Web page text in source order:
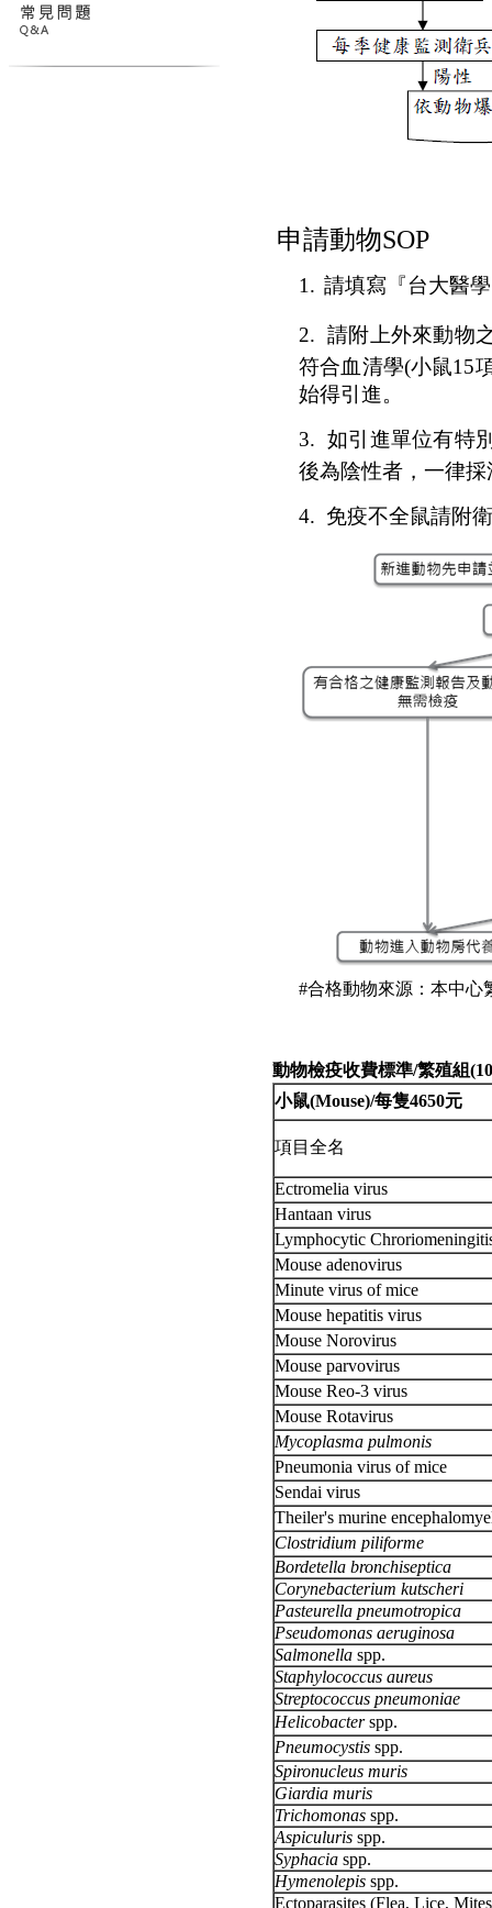
申請動物SOP
1. 請填寫『台大醫
2. 請附上外來動物
符合血清學(小鼠15
始得引進。
3. 如引進單位有特
後為陰性者，一律
4. 免疫不全鼠請附
#合格動物來源：本中心
動物檢疫收費標準/繁殖組
小鼠(Mouse)/每隻4650元
項目全名
Ectromelia virus
Hantaan virus
Lymphocytic
Mouse adenovirus
Minute virus of mice
Mouse hepatitis virus
Mouse Norovirus
Mouse parvovirus
Mouse Reo-3 virus
Mouse Rotavirus
Mycoplasma pulmonis
Pneumonia virus of mice
Sendai virus
Theiler's murine
Clostridium piliforme
Bordetella bronchiseptica
Corynebacterium kutscheri
Pasteurella pneumotropica
Pseudomonas aeruginosa
Salmonella spp.
Staphylococcus aureus
Streptococcus pneumoniae
Helicobacterspp.
Pneumocystis spp.
Spironucleus muris
Giardia muris
Trichomonas spp.
Aspiculuris spp.
Syphacia spp.
Hymenolepis spp.
Ectoparasites (Flea, Lice,